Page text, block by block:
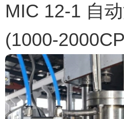
MIC 12-1 自
(1000-